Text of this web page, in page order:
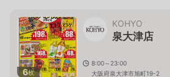
6枚
KOHYO
泉大津店
8:00～23:00
大阪府泉大津市旭町19-2